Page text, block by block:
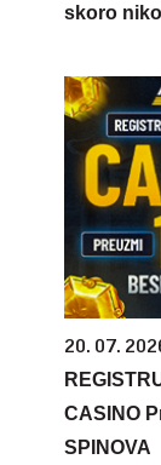
skoro
20. 07.
CASINO
SPINOVA